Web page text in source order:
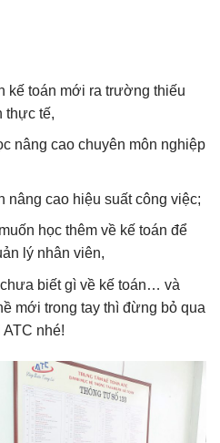
kế toán mới ra trường thiếu
thực tế,
nâng cao chuyên môn nghiệp
nâng cao hiệu suất công việc;
học thêm về kế toán để
lý nhân viên,
biết gì về kế toán… và
mới trong tay thì đừng bỏ qua
nhé!